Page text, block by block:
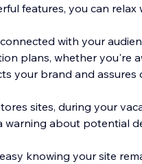
features, you can
with your
plans, whether you're
your brand and assures
sites, during your
warning about potential
knowing your site